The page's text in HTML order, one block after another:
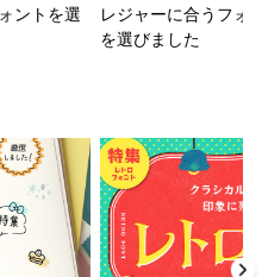
ントを選
レジャーに合うフォ
を選びました